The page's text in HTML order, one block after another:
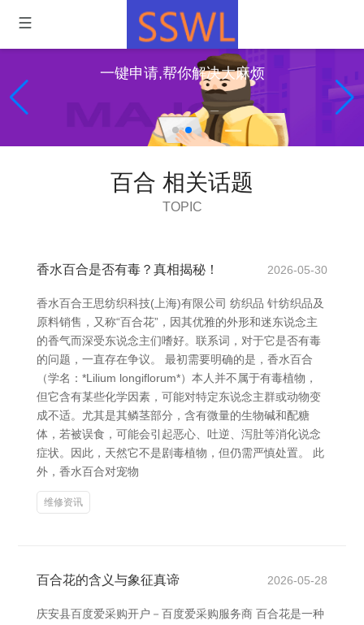
一键申请,帮你解决大麻烦
百合 相关话题
TOPIC
香水百合是否有毒？真相揭秘！ 2026-05-30
香水百合王思纺织科技(上海)有限公司 纺织品 针纺织品及
原料销售，又称“百合花”，因其优雅的外形和迷东说念主
的香气而深受东说念主们嗜好。联系词，对于它是否有毒
的问题，一直存在争议。 最初需要明确的是，香水百合
（学名：*Lilium longiflorum*）本人并不属于有毒植物，
但它含有某些化学因素，可能对特定东说念主群或动物变
成不适。尤其是其鳞茎部分，含有微量的生物碱和配糖
体，若被误食，可能会引起恶心、吐逆、泻肚等消化说念
症状。因此，天然它不是剧毒植物，但仍需严慎处置。 此
外，香水百合对宠物
维修资讯
百合花的含义与象征真谛 2026-05-28
庆安县百度爱采购开户－百度爱采购服务商 百合花是一种